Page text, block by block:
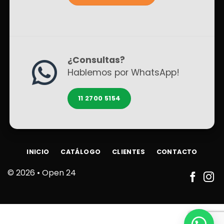
¿Consultas?
Hablemos por WhatsApp!
11 2700 5154
© 2026 • Open 24
INICIO CATÁLOGO CLIENTES CONTACTO